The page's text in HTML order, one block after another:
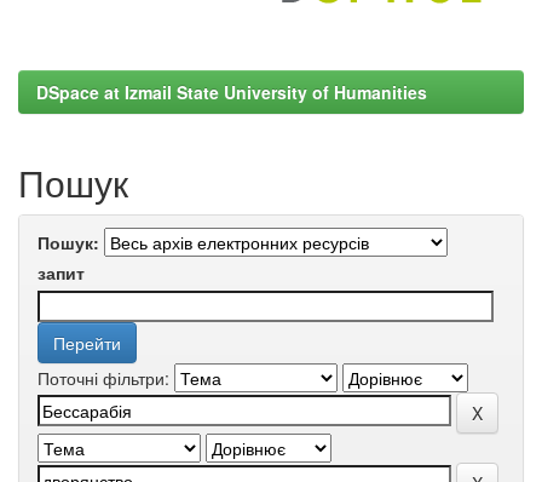
DSpace at Izmail State University of Humanities
Пошук
Пошук:
запит
Поточні фільтри: